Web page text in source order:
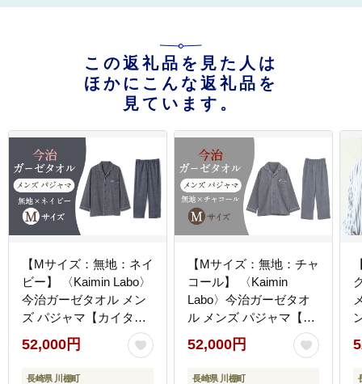
この返礼品を見た人は
ほかにこんな返礼品を
見ています。
【Mサイズ：無地：ネイ
ビー】 〈Kaimin Labo〉
今治ガーゼタオル メン
ズ パジャマ【カイタッ
クファクトリー】
[OAW001-30]
52,000円
長崎県 川棚町
【Mサイズ：無地：チャ
コール】 〈Kaimin
Labo〉今治ガーゼタオ
ル メンズ パジャマ【カ
イタックファクトリ
ー】 [OAW001-34]
52,000円
長崎県 川棚町